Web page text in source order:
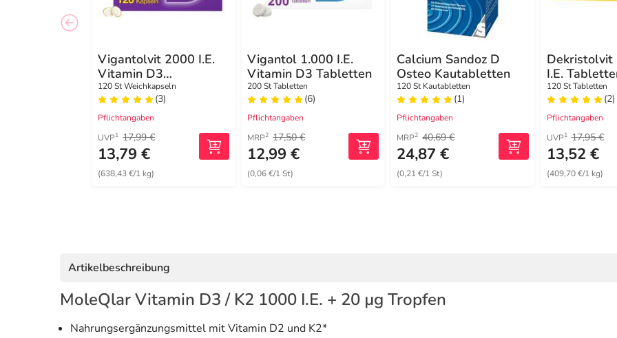
Vigantolvit 2000 I.E.
Vitamin D3
Weichkapseln
120 St Weichkapseln
(3)
Pflichtangaben
UVP1 17,99 €
13,79 €
(638,43 €/1 kg)
Vigantol 1.000 I.E.
Vitamin D3 Tabletten
200 St Tabletten
(6)
Pflichtangaben
MRP2 17,50 €
12,99 €
(0,06 €/1 St)
Calcium Sandoz D
Osteo Kautabletten
120 St Kautabletten
(1)
Pflichtangaben
MRP2 40,69 €
24,87 €
(0,21 €/1 St)
Dekristolvit
I.E.
120 St Tabletten
(2)
Pflichtangaben
UVP1 17,95 €
13,52 €
(409,70 €/1 kg)
Artikelbeschreibung
MoleQlar Vitamin D3 / K2 1000 I.E. + 20 µg Tropfen
Nahrungsergänzungsmittel mit Vitamin D2 und K2*